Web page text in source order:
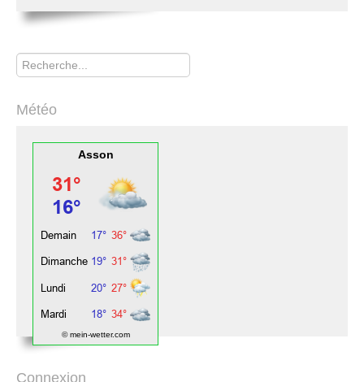
Rechercher
Météo
Asson
© mein-wetter.com
Connexion